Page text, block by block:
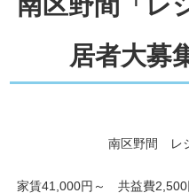
居者大募
南区野間 レ
家賃41,000円～ 共益費